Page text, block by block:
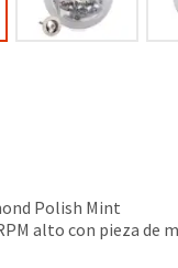
Polish Mint
alto con pieza de